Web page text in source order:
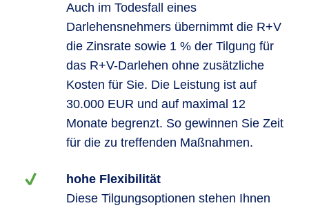
Auch im Todesfall eines
Darlehensnehmers übernimmt die R+V
die Zinsrate sowie 1 % der Tilgung für
das R+V-Darlehen ohne zusätzliche
Kosten für Sie. Die Leistung ist auf
30.000 EUR und auf maximal 12
Monate begrenzt. So gewinnen Sie Zeit
für die zu treffenden Maßnahmen.
hohe Flexibilität
Diese Tilgungsoptionen stehen Ihnen